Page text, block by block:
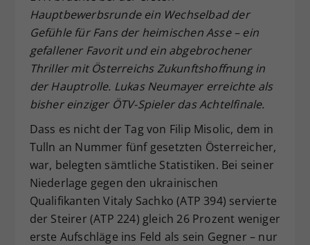
Hauptbewerbsrunde ein Wechselbad der
Gefühle für Fans der heimischen Asse – ein
gefallener Favorit und ein abgebrochener
Thriller mit Österreichs Zukunftshoffnung in
der Hauptrolle. Lukas Neumayer erreichte als
bisher einziger ÖTV-Spieler das Achtelfinale.
Dass es nicht der Tag von Filip Misolic, dem in
Tulln an Nummer fünf gesetzten Österreicher,
war, belegten sämtliche Statistiken. Bei seiner
Niederlage gegen den ukrainischen
Qualifikanten Vitaly Sachko (ATP 394) servierte
der Steirer (ATP 224) gleich 26 Prozent weniger
erste Aufschläge ins Feld als sein Gegner – nur
Zweck
Dieser Wert speichert Ihre Consent-
Einstellungen. Unter anderem eine
zufällig generierte ID, für die
historische Speicherung Ihrer
vorgenommen Einstellungen, falls der
Webseiten-Betreiber dies eingestellt
hat.